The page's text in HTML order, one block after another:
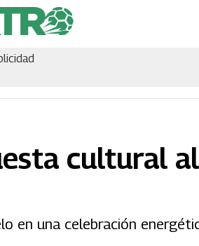
cultural al
en una celebración